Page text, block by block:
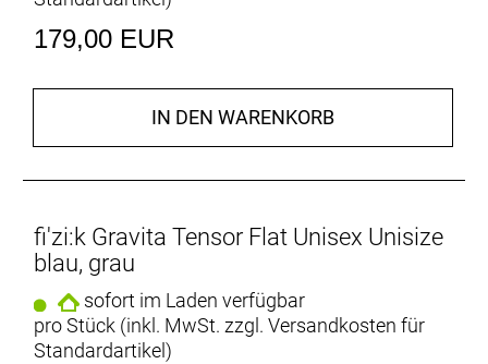
179,00 EUR
IN DEN WARENKORB
fi'zi:k Gravita Tensor Flat Unisex Unisize
blau, grau
sofort im Laden verfügbar
pro Stück (inkl. MwSt. zzgl. Versandkosten für
Standardartikel)